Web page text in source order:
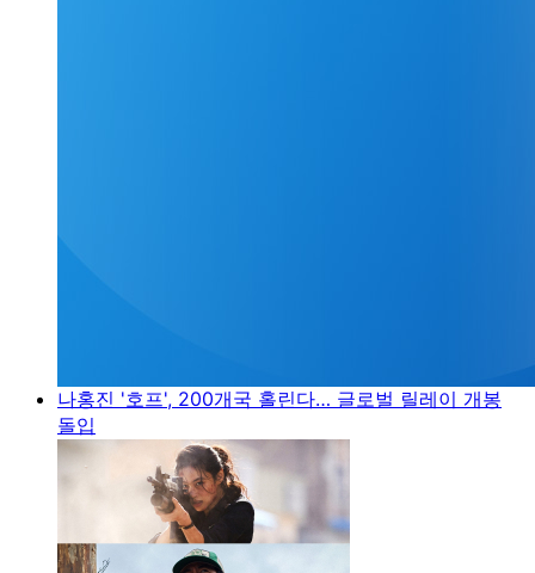
나홍진 '호프', 200개국 홀린다… 글로벌 릴레이 개봉
돌입